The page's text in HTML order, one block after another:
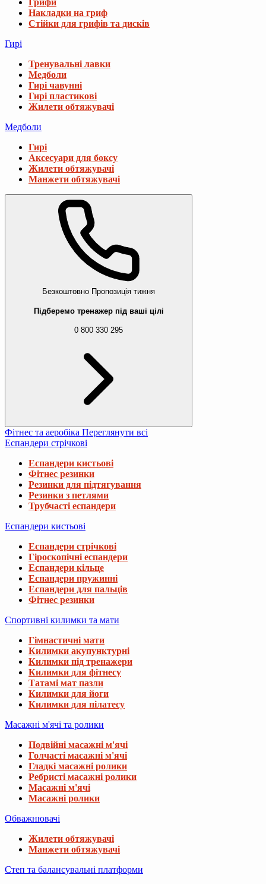
Накладки на гриф
Стійки для грифів та дисків
Гирі
Тренувальні лавки
Медболи
Гирі чавунні
Гирі пластикові
Жилети обтяжувачі
Медболи
Гирі
Аксесуари для боксу
Жилети обтяжувачі
Манжети обтяжувачі
Безкоштовно Пропозиція тижня
Підберемо тренажер під ваші цілі
0 800 330 295
Фітнес та аеробіка Переглянути всі
Еспандери стрічкові
Еспандери кистьові
Фітнес резинки
Резинки для підтягування
Резинки з петлями
Трубчасті еспандери
Еспандери кистьові
Еспандери стрічкові
Гіроскопічні еспандери
Еспандери кільце
Еспандери пружинні
Еспандери для пальців
Фітнес резинки
Спортивні килимки та мати
Гімнастичні мати
Килимки акупунктурні
Килимки під тренажери
Килимки для фітнесу
Татамі мат пазли
Килимки для йоги
Килимки для пілатесу
Масажні м'ячі та ролики
Подвійні масажні м'ячі
Голчасті масажні м'ячі
Гладкі масажні ролики
Ребристі масажні ролики
Масажні м'ячі
Масажні ролики
Обважнювачі
Жилети обтяжувачі
Манжети обтяжувачі
Степ та балансувальні платформи